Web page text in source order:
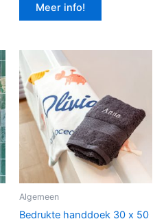
Meer info!
Algemeen
Bedrukte handdoek 30 x 50